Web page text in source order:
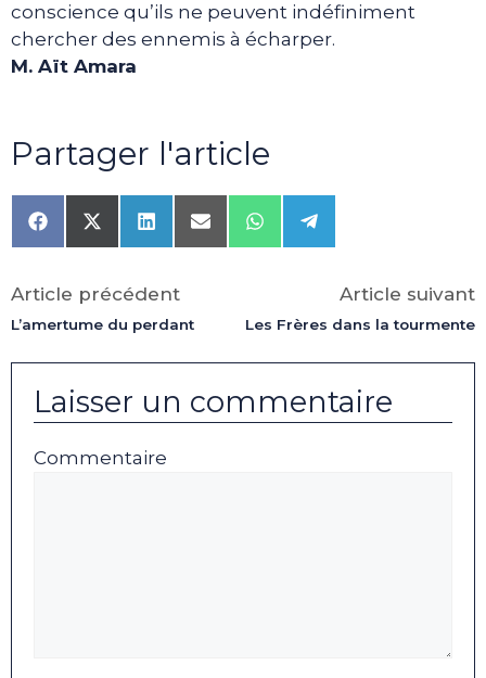
conscience qu’ils ne peuvent indéfiniment
chercher des ennemis à écharper.
M. Aït Amara
Partager l'article
Share
on
Share
on
(Twitter)
Share
on
Share
on
Share
on
Share
on
Article précédent
L’amertume du perdant
Article suivant
Les Frères dans la tourmente
Laisser un commentaire
Commentaire